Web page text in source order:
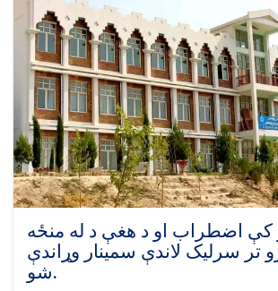
د
لغمان
پوهنتون
۶
پوهنځيو
۶۲۲
محصلینو
فراغتغونډه
کې
ګډون
او
وینا
وکړه
کې اضطراب او د هغې د له منځه
تر سرلیک لاندې سمینار وړاندې
شو.